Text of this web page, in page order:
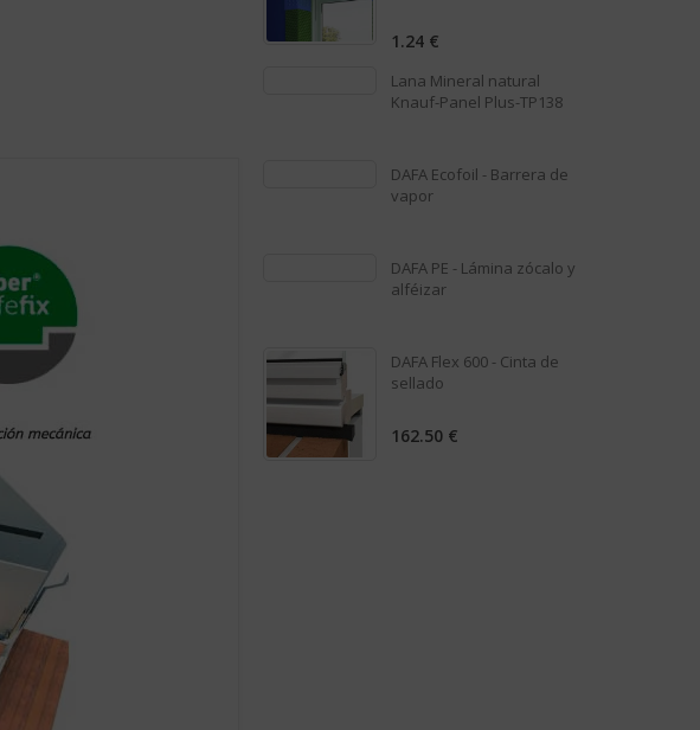
0
out
5
1.24 €
Lana Mineral natural
Knauf-Panel Plus-TP138
out
of
5
DAFA Ecofoil - Barrera de
vapor
out
of
5
DAFA PE - Lámina zócalo y
alféizar
out
of
5
DAFA Flex 600 - Cinta de
sellado
0
162.50 €